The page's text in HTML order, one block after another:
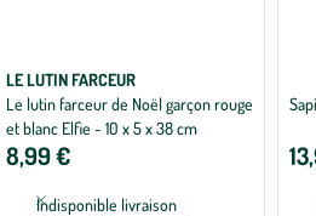
LE LUTIN FARCEUR
Le lutin farceur de Noël garçon rouge
et blanc Elfie - 10 x 5 x 38 cm
8,99 €
Indisponible livraison